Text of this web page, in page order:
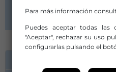
Para más información
Puedes aceptar todas las
"Aceptar", rechazar su uso
configurarlas pulsando el